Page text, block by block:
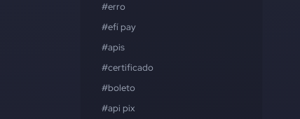
#erro
#efí pay
#apis
#certificado
#boleto
#api pix